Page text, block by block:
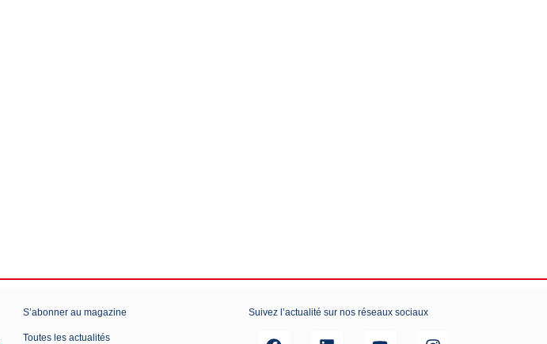
S’abonner au magazine
Toutes les actualités
Suivez l’actualité sur nos réseaux sociaux